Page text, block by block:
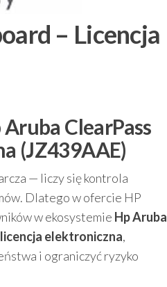
– Licencja
ClearPass
(JZ439AAE)
— liczy się kontrola
Dlatego w ofercie HP
w ekosystemie Hp Aruba
licencja elektroniczna,
i ograniczyć ryzyko